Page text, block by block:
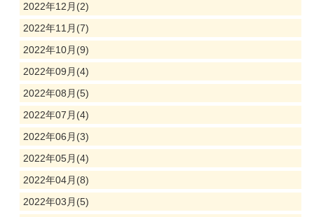
2022年12月(2)
2022年11月(7)
2022年10月(9)
2022年09月(4)
2022年08月(5)
2022年07月(4)
2022年06月(3)
2022年05月(4)
2022年04月(8)
2022年03月(5)